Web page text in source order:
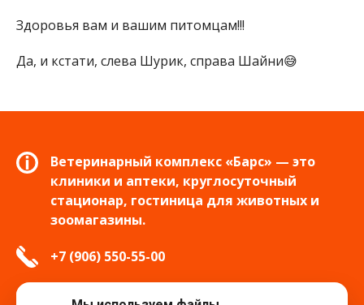
Здоровья вам и вашим питомцам!!!
Да, и кстати, слева Шурик, справа Шайни😅
Ветеринарный комплекс «Барс» — это
клиники и аптеки, круглосуточный
стационар, гостиница для животных и
зоомагазины.
+7 (906) 550-55-00
info.tver@bars-vet.ru